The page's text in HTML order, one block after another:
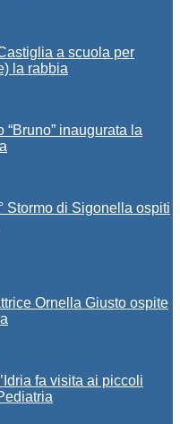
a scuola per
la rabbia
“Bruno” inaugurata la
Stormo di Sigonella ospiti
Ornella Giusto ospite
fa visita ai piccoli